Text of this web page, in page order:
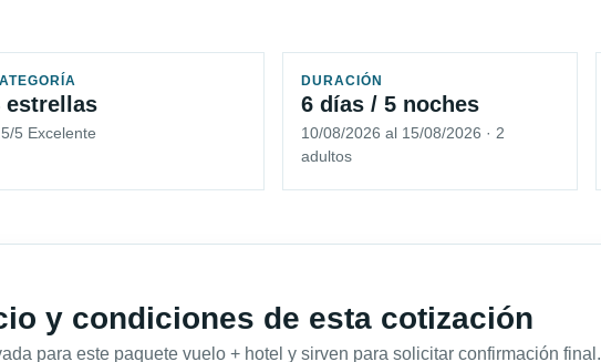
estrellas
5 Excelente
DURACIÓN
6 días / 5 noches
10/08/2026 al 15/08/2026 · 2
adultos
y condiciones de esta cotización
para este paquete vuelo + hotel y sirven para solicitar confirmación final.